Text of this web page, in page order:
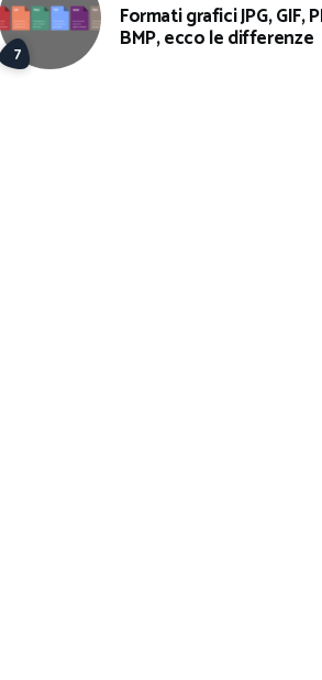
Formati grafici JPG, GIF,
BMP, ecco le differenze